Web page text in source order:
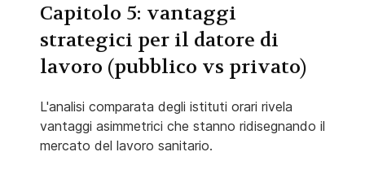
Capitolo 5: vantaggi
strategici per il datore di
lavoro (pubblico vs privato)
L'analisi comparata degli istituti orari rivela
vantaggi asimmetrici che stanno ridisegnando il
mercato del lavoro sanitario.